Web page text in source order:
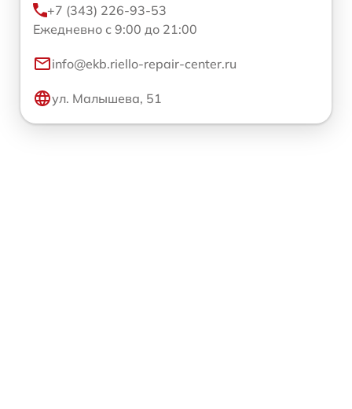
+7 (343) 226-93-53
Ежедневно с 9:00 до 21:00
info@ekb.riello-repair-center.ru
ул. Малышева, 51